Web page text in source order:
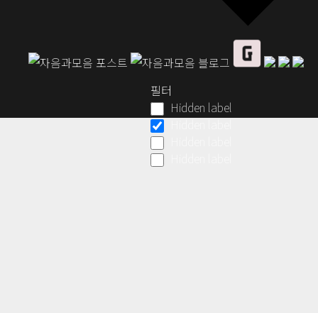
필터
Hidden label